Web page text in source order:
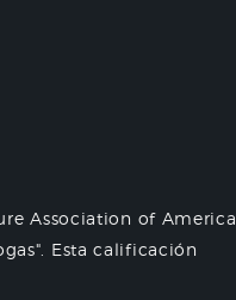
Association of America
Esta calificación